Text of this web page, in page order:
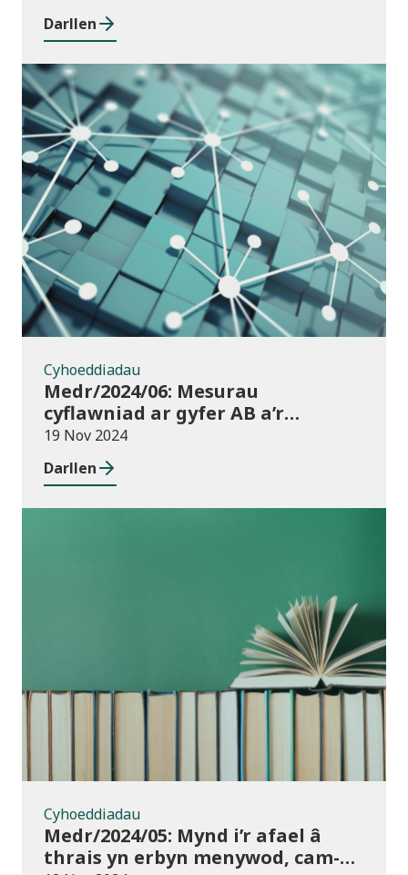
gorau ar gwmnïau deillio
Darllen
Cyhoeddiadau
Cyhoeddiadau
Medr/2024/06: Mesurau
cyflawniad ar gyfer AB a’r
chweched dosbarth:
Ymgynghoriad ar drosglwyddo
rhwng cyrsiau ar gyfer 2023/24
19 Nov 2024
Darllen
Cyhoeddiadau
Cyhoeddiadau
Medr/2024/05: Mynd i’r afael â
thrais yn erbyn menywod, cam-